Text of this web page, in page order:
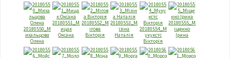
20180550_М
ихальцова
Олена
20180551_М
ицак
Оксана
20180552_М
ігова
Вікторія
20180553_М
ізіна
Наталія
20180554_М
укукстс
Вікторія
20180555_М
іщенко
Ірина